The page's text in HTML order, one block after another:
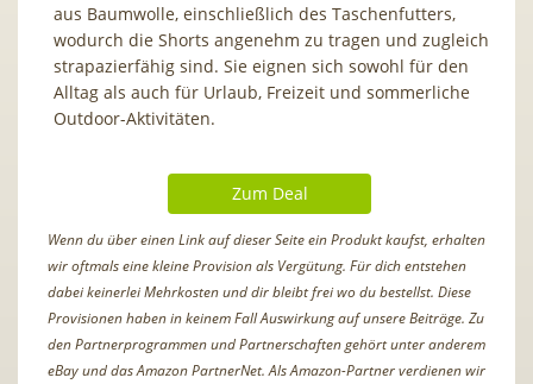
aus Baumwolle, einschließlich des Taschenfutters,
wodurch die Shorts angenehm zu tragen und zugleich
strapazierfähig sind. Sie eignen sich sowohl für den
Alltag als auch für Urlaub, Freizeit und sommerliche
Outdoor-Aktivitäten.
Zum Deal
Wenn du über einen Link auf dieser Seite ein Produkt kaufst, erhalten
wir oftmals eine kleine Provision als Vergütung. Für dich entstehen
dabei keinerlei Mehrkosten und dir bleibt frei wo du bestellst. Diese
Provisionen haben in keinem Fall Auswirkung auf unsere Beiträge. Zu
den Partnerprogrammen und Partnerschaften gehört unter anderem
eBay und das Amazon PartnerNet. Als Amazon-Partner verdienen wir